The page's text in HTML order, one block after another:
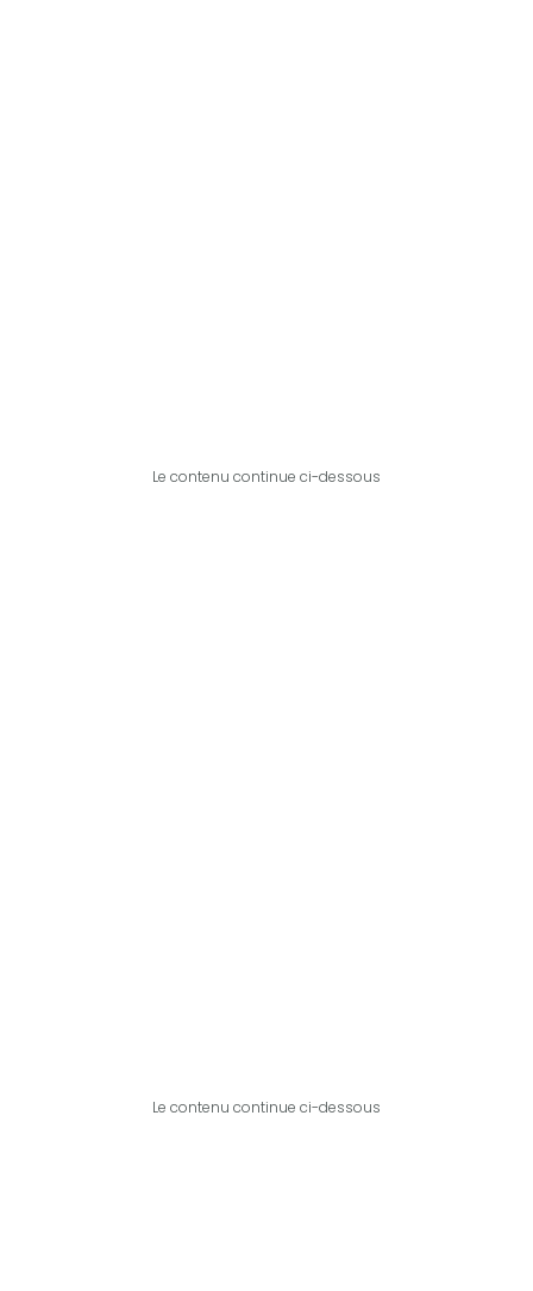
Le contenu continue ci-dessous
Le contenu continue ci-dessous